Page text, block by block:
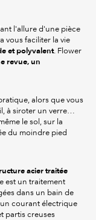
l'allure d'une pièce
vous faciliter la vie
et polyvalent. Flower
revue, un
alors que vous
à siroter un verre…
le sol, sur la
du moindre pied
acier traitée
est un traitement
dans un bain de
courant électrique
partis creuses